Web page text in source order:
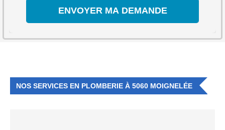
NOS SERVICES EN PLOMBERIE À 5060 MOIGNELÉE